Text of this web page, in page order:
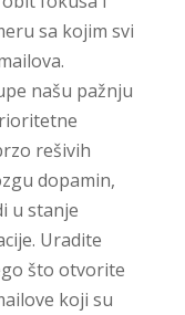
sa kojim svi
našu pažnju
rešivih
dopamin,
u stanje
Uradite
što otvorite
koji su